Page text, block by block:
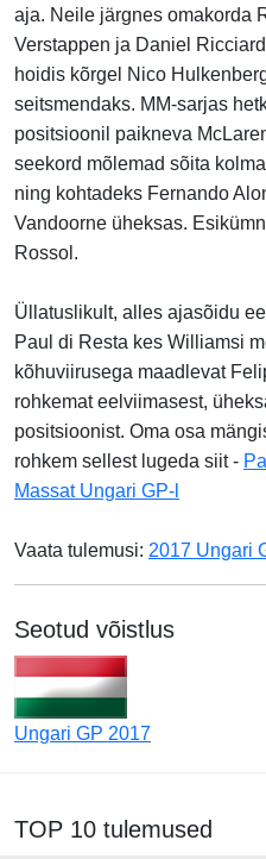
aja. Neile järgnes omakorda
Verstappen ja Daniel
hoidis kõrgel Nico
seitsmendaks. MM-sarjas
positsioonil paikneva
seekord mõlemad sõita
ning kohtadeks Fernando
Vandoorne üheksas.
Rossol.
Üllatuslikult, alles ajasõidu
Paul di Resta kes Williamsi
kõhuviirusega maadlevat
rohkemat eelviimasest,
positsioonist. Oma osa
rohkem sellest lugeda siit -
Massat Ungari GP-l
Vaata tulemusi: 2017 Ungari
Seotud võistlus
Ungari GP 2017
TOP 10 tulemused